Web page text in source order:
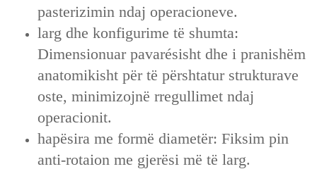
pasterizimin ndaj operacioneve.
larg dhe konfigurime të shumta:
Dimensionuar pavarésisht dhe i pranishëm
anatomikisht për të përshtatur strukturave
oste, minimizojnë rregullimet ndaj
operacionit.
hapësira me formë diametër: Fiksim pin
anti-rotaion me gjerësi më të larg.